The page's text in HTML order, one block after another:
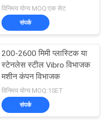
विनिमय योग्य MOQ:एक सेट
संपर्क
200-2600 मिमी प्लास्टिक या
स्टेनलेस स्टील Vibro विभाजक
मशीन कंपन विभाजक
विनिमय योग्य MOQ:1SET
संपर्क